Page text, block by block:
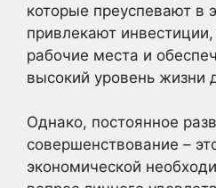
которые преуспевают в
привлекают
рабочие места и
высокий уровень жизни
Однако, постоянное
совершенствование –
экономической